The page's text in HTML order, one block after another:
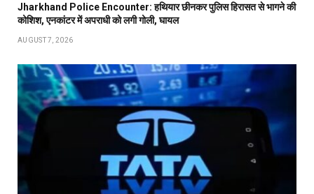
Jharkhand Police Encounter: हथियार छीनकर पुलिस हिरासत से भागने की
कोशिश, एनकांटर में अपराधी को लगी गोली, घायल
AUGUST 7, 2026